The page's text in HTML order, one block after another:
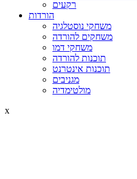
רקעים
הורדות
משחקי נוסטלגיה
משחקים להורדה
משחקי דמו
תוכנות להורדה
תוכנות אינטרנט
מגניבים
מולטימדיה
x